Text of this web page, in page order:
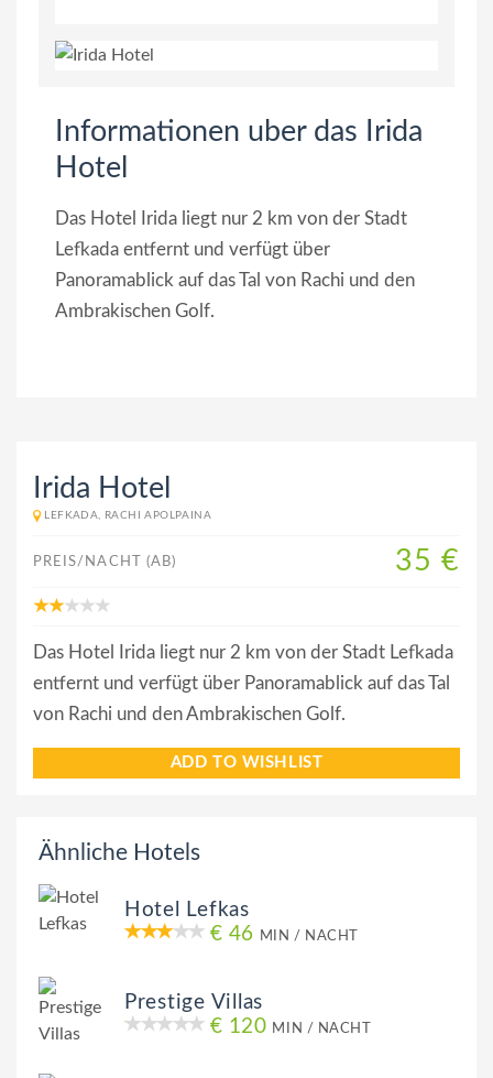
Informationen uber das Irida
Hotel
Das Hotel Irida liegt nur 2 km von der Stadt
Lefkada entfernt und verfügt über
Panoramablick auf das Tal von Rachi und den
Ambrakischen Golf.
Irida Hotel
LEFKADA, RACHI APOLPAINA
PREIS/NACHT (AB) 35 €
Das Hotel Irida liegt nur 2 km von der Stadt Lefkada
entfernt und verfügt über Panoramablick auf das Tal
von Rachi und den Ambrakischen Golf.
ADD TO WISHLIST
Ähnliche Hotels
Hotel Lefkas
€ 46 MIN / NACHT
Prestige Villas
€ 120 MIN / NACHT